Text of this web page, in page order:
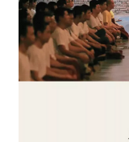
戒幢春秋
档案管理
道风建设